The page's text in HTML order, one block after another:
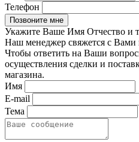
Телефон
Укажите Ваше Имя Отчество и
Наш менеджер свяжется с Вами
Чтобы ответить на Ваши
осуществления сделки и
магазина.
Имя
E-mail
Тема